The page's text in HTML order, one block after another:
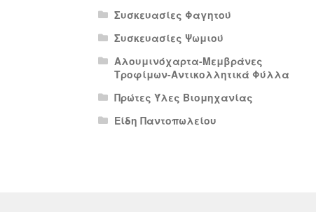
Συσκευασίες Φαγητού
Συσκευασίες Ψωμιού
Αλουμινόχαρτα-Μεμβράνες
Τροφίμων-Αντικολλητικά Φύλλα
Πρώτες Ύλες Βιομηχανίας
Είδη Παντοπωλείου